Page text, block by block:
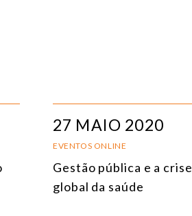
27 MAIO 2020
EVENTOS ONLINE
Gestão pública e a crise
global da saúde